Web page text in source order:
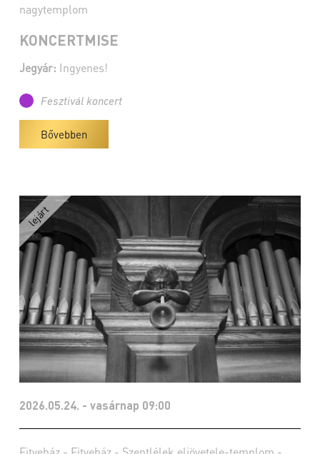
nagytemplom
KONCERTMISE
Jegyár: Ingyenes!
Fesztivál koncert
Bővebben
2026.05.24. - vasárnap 09:00